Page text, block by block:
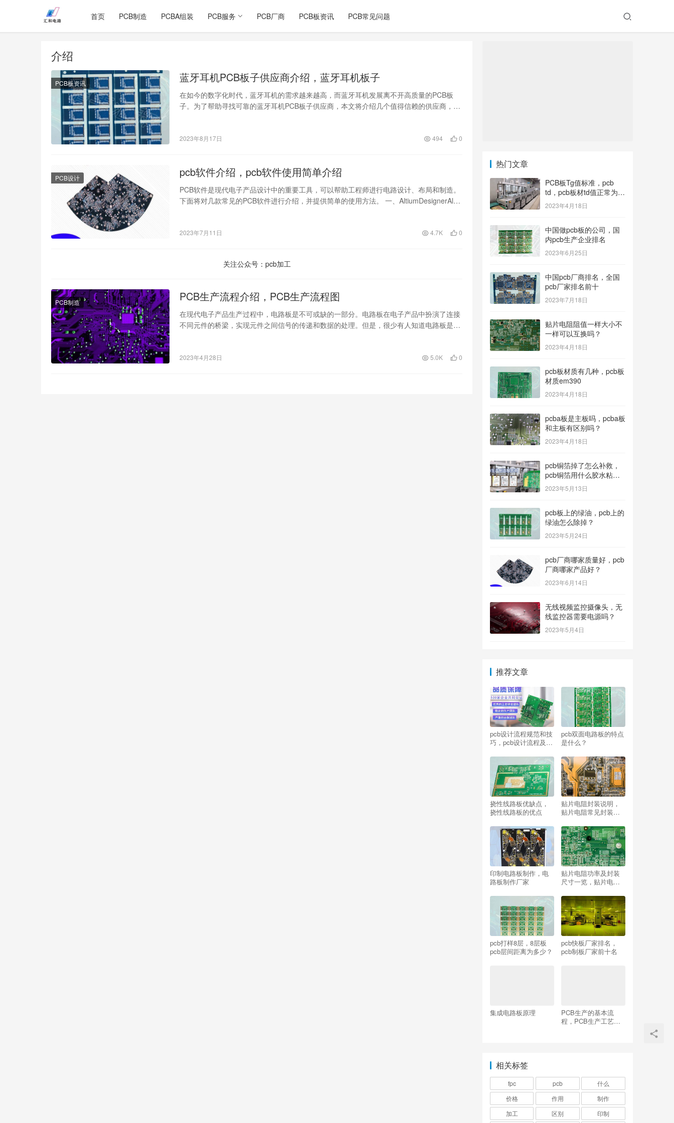
首页 PCB制造 PCBA组装 PCB服务 PCB厂商 PCB板资讯 PCB常见问题
介绍
PCB板资讯 蓝牙耳机PCB板子供应商介绍，蓝牙耳机板子
在如今的数字化时代，蓝牙耳机的需求越来越高，而蓝牙耳机发展离不开高质量的PCB板
子。为了帮助寻找可靠的蓝牙耳机PCB板子供应商，本文将介绍几个值得信赖的供应商，帮
2023年8月17日 494 0
PCB设计 pcb软件介绍，pcb软件使用简单介绍
PCB软件是现代电子产品设计中的重要工具，可以帮助工程师进行电路设计、布局和制造。
下面将对几款常见的PCB软件进行介绍，并提供简单的使用方法。 一、AltiumDesignerAl…
2023年7月11日 4.7K 0
关注公众号：pcb加工
PCB制造 PCB生产流程介绍，PCB生产流程图
在现代电子产品生产过程中，电路板是不可或缺的一部分。电路板在电子产品中扮演了连接
不同元件的桥梁，实现元件之间信号的传递和数据的处理。但是，很少有人知道电路板是如
2023年4月28日 5.0K 0
热门文章
PCB板Tg值标准，pcb
td，pcb板材td值正常为多
少？
2023年4月18日
中国做pcb板的公司，国
内pcb生产企业排名
2023年6月25日
中国pcb厂商排名，全国
pcb厂家排名前十
2023年7月18日
贴片电阻阻值一样大小不
一样可以互换吗？
2023年4月18日
pcb板材质有几种，pcb板
材质em390
2023年4月18日
pcba板是主板吗，pcba板
和主板有区别吗？
2023年4月18日
pcb铜箔掉了怎么补救，
pcb铜箔用什么胶水粘上
的？
2023年5月13日
pcb板上的绿油，pcb上的
绿油怎么除掉？
2023年5月24日
pcb厂商哪家质量好，pcb
厂商哪家产品好？
2023年6月14日
无线视频监控摄像头，无
线监控器需要电源吗？
2023年5月4日
推荐文章
pcb设计流程规范和技
巧，pcb设计流程及注
pcb双面电路板的特点
是什么？
挠性线路板优缺点，
挠性线路板的优点
贴片电阻封装说明，
贴片电阻常见封装形
印制电路板制作，电
路板制作厂家
贴片电阻功率及封装
尺寸一览，贴片电阻
pcb打样8层，8层板
pcb层间距离为多少？
pcb快板厂家排名，
pcb制板厂家前十名
集成电路板原理
PCB生产的基本流
程，PCB生产工艺流
相关标签
fpc pcb
什么
价格
作用
制作
加工
区别 印制